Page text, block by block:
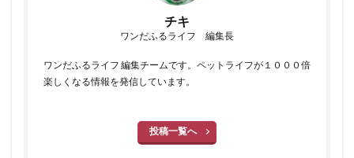
チキ
ワンだふるライフ 編集長
ワンだふるライフ 編集チームです。ペットライフが１０００倍
楽しくなる情報を発信しています。
投稿一覧へ